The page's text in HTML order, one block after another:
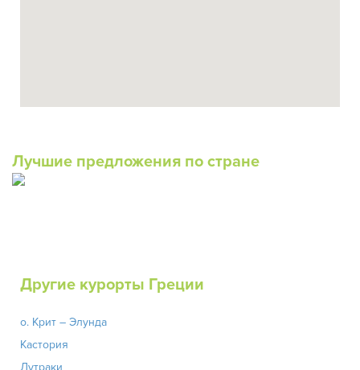
Лучшие предложения по стране
Другие курорты Греции
о. Крит – Элунда
Кастория
Лутраки